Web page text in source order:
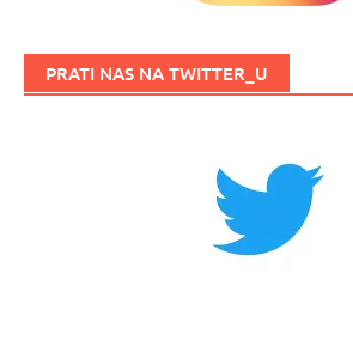
PRATI NAS NA TWITTER_U